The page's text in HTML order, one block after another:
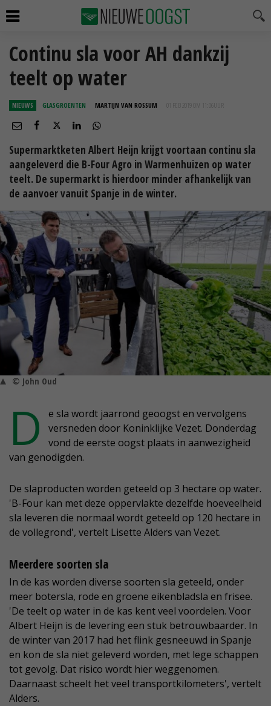
Continu sla voor AH dankzij
teelt op water
NIEUWS GLASGROENTEN MARTIJN VAN ROSSUM 01 FEB 2019 OM 11:06
Supermarktketen Albert Heijn krijgt voortaan continu sla
aangeleverd die B-Four Agro in Warmenhuizen op water
teelt. De supermarkt is hierdoor minder afhankelijk van
de aanvoer vanuit Spanje in de winter.
© John Oud
D
e sla wordt jaarrond geoogst en vervolgens
versneden door Koninklijke Vezet. Donderdag
vond de eerste oogst plaats in aanwezigheid
van genodigden.
De slaproducten worden geteeld op 3 hectare op water.
'B-Four kan met deze oppervlakte dezelfde hoeveelheid
sla leveren die normaal wordt geteeld op 120 hectare in
de vollegrond', vertelt Lisette Alders van Vezet.
Meerdere soorten sla
In de kas worden diverse soorten sla geteeld, onder
meer botersla, rode en groene eikenbladsla en frisee.
'De teelt op water in de kas kent veel voordelen. Voor
Albert Heijn is de levering een stuk betrouwbaarder. In
de winter van 2017 had het flink gesneeuwd in Spanje
en kon de sla niet geleverd worden, met lege schappen
tot gevolg. Dat risico wordt hier weggenomen.
Daarnaast scheelt het veel transportkilometers', vertelt
Alders.